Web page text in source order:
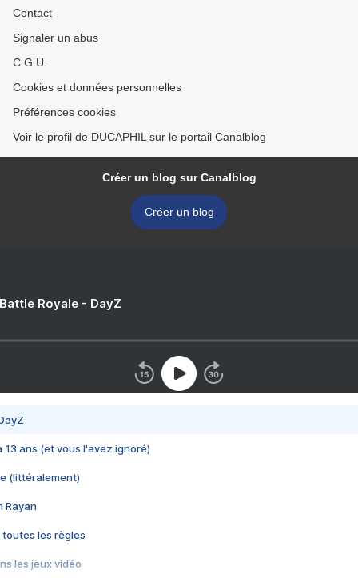
Contact
Signaler un abus
C.G.U.
Cookies et données personnelles
Préférences cookies
Voir le profil de DUCAPHIL sur le portail Canalblog
Créer un blog sur Canalblog
Créer un blog
Royale - DayZ
13 ans (et vous l'avez ignoré)
(littéralement)
Rayan
toutes les règles
les jeux vidéo